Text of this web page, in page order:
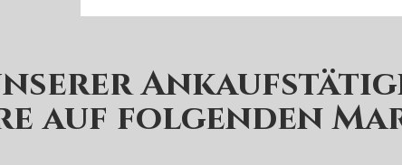
auf folgenden